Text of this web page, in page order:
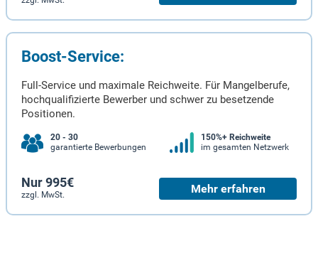
Boost-Service:
Full-Service und maximale Reichweite. Für Mangelberufe,
hochqualifizierte Bewerber und schwer zu besetzende
Positionen.
20 - 30
garantierte Bewerbungen
150%+ Reichweite
im gesamten Netzwerk
Nur 995€
zzgl. MwSt. Mehr erfahren